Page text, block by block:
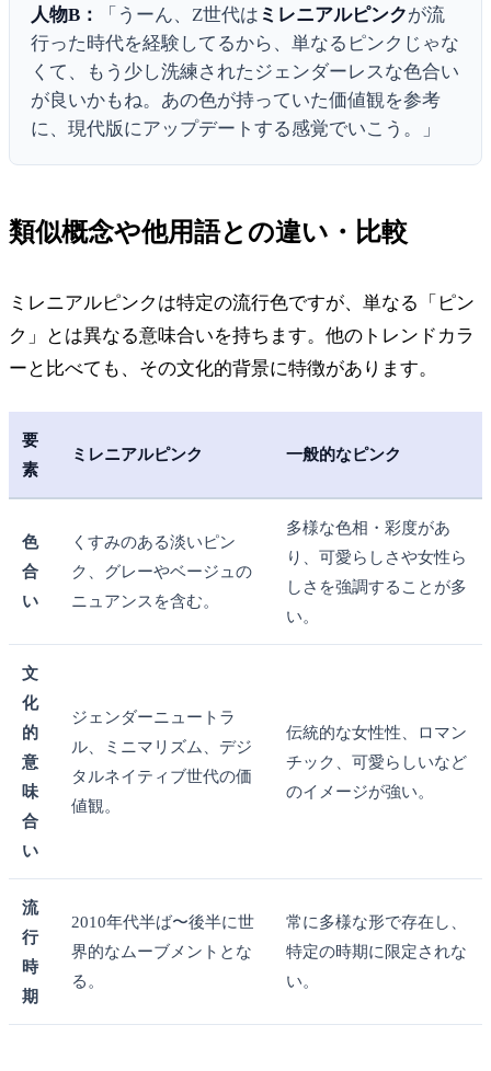
人物B： 「うーん、Z世代は ミレニアルピンクが流
行った時代を経験してるから、単なるピンクじゃな
くて、もう少し洗練されたジェンダーレスな色合い
が良いかもね。あの色が持っていた価値観を参考
に、現代版にアップデートする感覚でいこう。」
類似概念や他用語との違い・比較
ミレニアルピンクは特定の流行色ですが、単なる「ピン
ク」とは異なる意味合いを持ちます。他のトレンドカラ
ーと比べても、その文化的背景に特徴があります。
要
素
ミレニアルピンク 一般的なピンク
色
合
い
くすみのある淡いピン
ク、グレーやベージュの
ニュアンスを含む。
多様な色相・彩度があ
り、可愛らしさや女性ら
しさを強調することが多
い。
文
化
的
意
味
合
い
ジェンダーニュートラ
ル、ミニマリズム、デジ
タルネイティブ世代の価
値観。
伝統的な女性性、ロマン
チック、可愛らしいなど
のイメージが強い。
流
行
時
期
2010年代半ば〜後半に世
界的なムーブメントとな
る。
常に多様な形で存在し、
特定の時期に限定されな
い。